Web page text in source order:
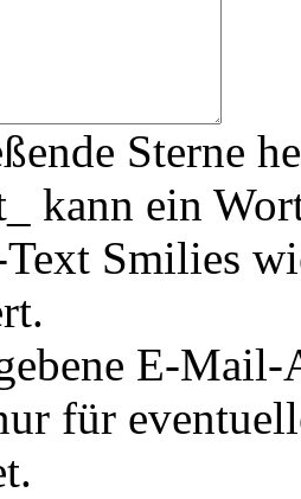
Sterne
kann ein
Text Smilies
E-
für